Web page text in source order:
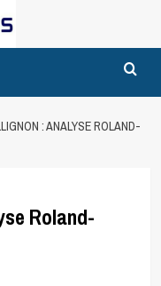
: ANALYSE ROLAND-
Roland-